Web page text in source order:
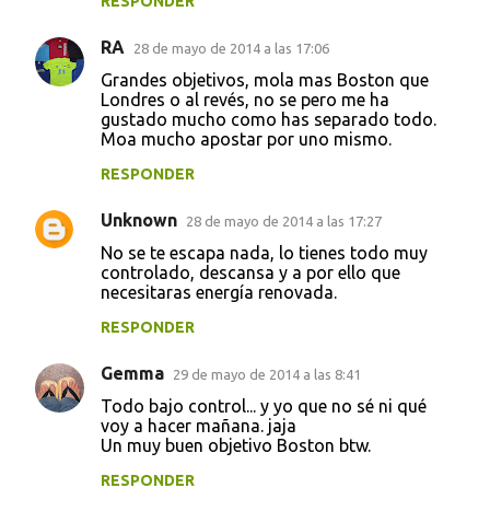
RA 28 de mayo de 2014 a las 17:06
Grandes objetivos, mola mas Boston que
Londres o al revés, no se pero me ha
gustado mucho como has separado todo.
Moa mucho apostar por uno mismo.
RESPONDER
Unknown 28 de mayo de 2014 a las 17:27
No se te escapa nada, lo tienes todo muy
controlado, descansa y a por ello que
necesitaras energía renovada.
RESPONDER
Gemma 29 de mayo de 2014 a las 8:41
Todo bajo control... y yo que no sé ni qué
voy a hacer mañana. jaja
Un muy buen objetivo Boston btw.
RESPONDER